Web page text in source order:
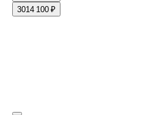
3014 100 ₽